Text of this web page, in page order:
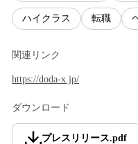
ハイクラス 転職
関連リンク
https://doda-x.jp/
ダウンロード
プレスリリース.pdf